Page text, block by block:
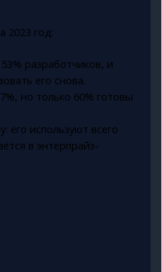
2023 год:
разработчиков, и
его снова.
но только 60% готовы
используют всего
в энтерпрайз-